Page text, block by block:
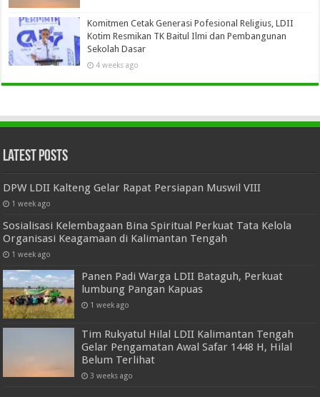
Komitmen Cetak Generasi Pofesional Religius, LDII
Kotim Resmikan TK Baitul Ilmi dan Pembangunan
Sekolah Dasar
4 weeks ago
Latest Posts
DPW LDII Kalteng Gelar Rapat Persiapan Muswil VIII
1 week ago
Sosialisasi Kelembagaan Bina Spiritual Perkuat Tata Kelola
Organisasi Keagamaan di Kalimantan Tengah
1 week ago
Panen Padi Warga LDII Bataguh, Perkuat
lumbung Pangan Kapuas
1 week ago
Tim Rukyatul Hilal LDII Kalimantan Tengah
Gelar Pengamatan Awal Safar 1448 H, Hilal
Belum Terlihat
3 weeks ago